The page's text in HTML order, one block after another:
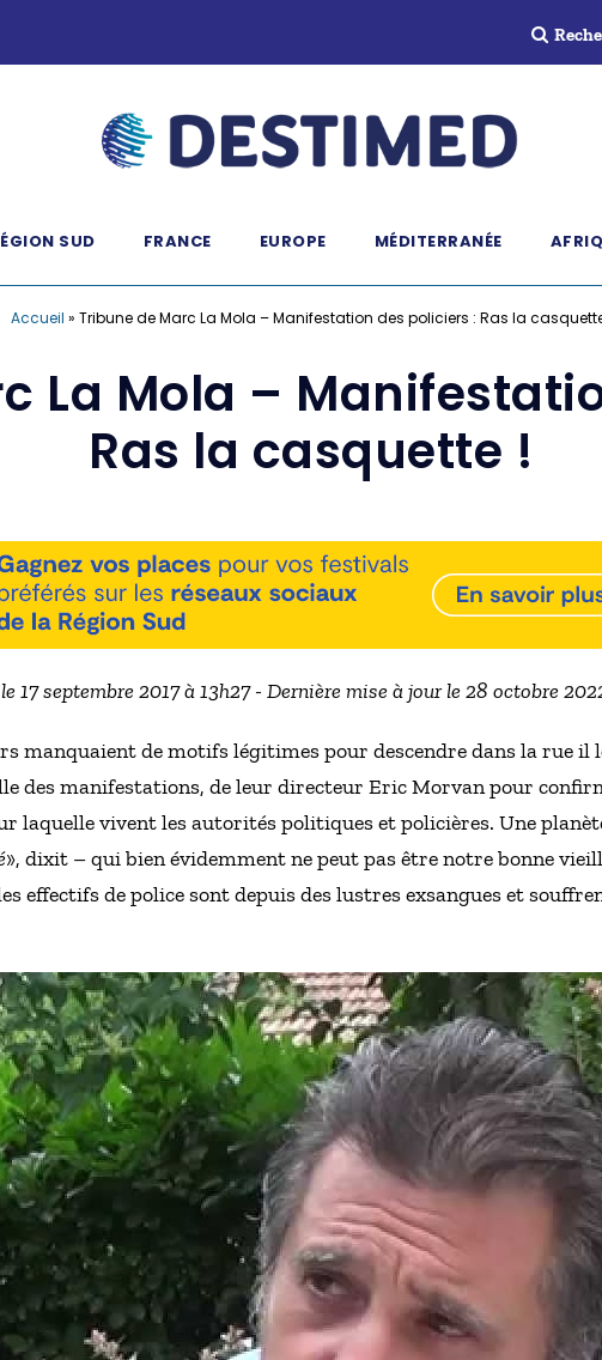
SUD FRANCE EUROPE MÉDITERRANÉE
Accueil » Tribune de Marc La Mola – Manifestation des policiers : Ras la
La Mola –
Ras la casquette !
17 septembre 2017 à 13h27 - Dernière mise à jour le 28 octobre
manquaient de motifs légitimes pour descendre dans la rue il
des manifestations, de leur directeur Eric Morvan pour
laquelle vivent les autorités politiques et policières. Une
», dixit – qui bien évidemment ne peut pas être notre bonne
effectifs de police sont depuis des lustres exsangues et